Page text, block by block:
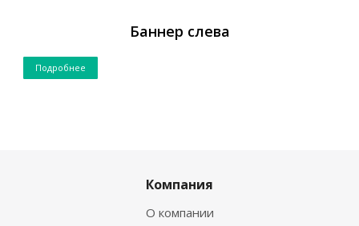
Баннер слева
Подробнее
Компания
О компании